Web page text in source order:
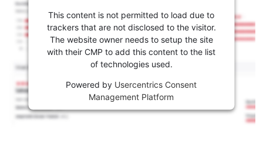
This content is not permitted to load due to
trackers that are not disclosed to the visitor.
The website owner needs to setup the site
with their CMP to add this content to the list
of technologies used.
Powered by Usercentrics Consent
Management Platform